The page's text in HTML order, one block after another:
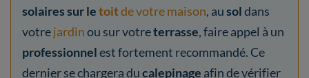
solaires sur letoitde votre maison, ausoldans
votrejardinou sur votreterrasse, faire appel à un
professionnelest fortement recommandé. Ce
dernier se chargera ducalepinage afin de vérifier